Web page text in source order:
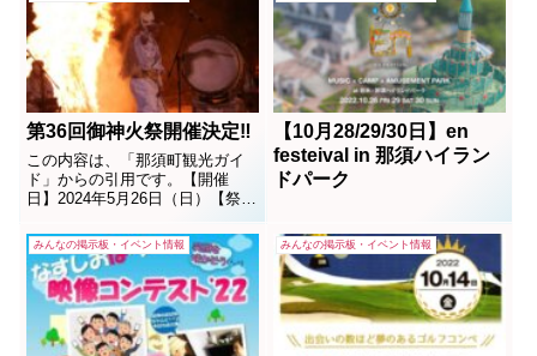
第36回御神火祭開催決定‼
この内容は、「那須町観光ガイ
ド」からの引用です。【開催
日】2024年5月26日（日）【祭の
する茶臼岳の怒りを鎮めるた
め、人々は那須温泉神社に詣で
無間地獄の火を採火し「御神
火」として崇めるようになりま
した。以来、無病息災と豊作を
祈念する行事として「御神火...
【10月28/29/30日】en
festeival in 那須ハイラン
ドパーク
みんなの掲示板・イベント情報 みんなの掲示板・イベント情報